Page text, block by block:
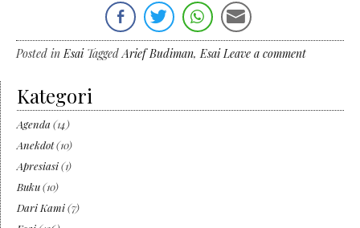
Posted inEsai TaggedArief Budiman,Esai Leave a comment
Kategori
Agenda (14)
Anekdot(10)
Apresiasi(1)
Buku(10)
Dari Kami(7)